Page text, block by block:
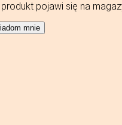
pojawi się na
mnie